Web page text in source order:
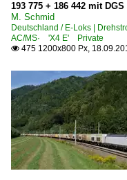
193 775 + 186 442 mit
M. Schmid
Deutschland / E-Loks |
AC/MS· 'X4 E' Private
 475 1200x800 Px,